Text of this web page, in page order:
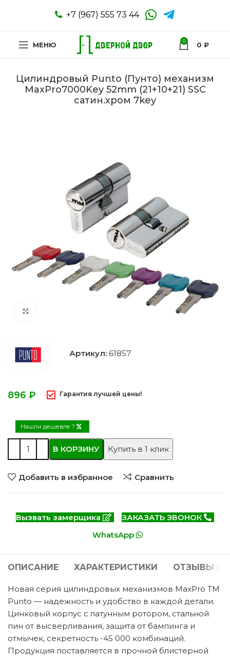
+7 (967) 555 73 44
МЕНЮ 0 0 ₽
Цилиндровый Punto (Пунто) механизм
MaxPro7000Key 52mm (21+10+21) SSC
сатин.хром 7key
Артикул: 61857
₽ Гарантия лучшей цены!
Нашли дешевле ?
В КОРЗИНУ Купить в 1 клик
Добавить в избранное Сравнить
Вызвать замерщика
ЗАКАЗАТЬ ЗВОНОК
WhatsApp
ОПИСАНИЕ ХАРАКТЕРИСТИКИ ОТЗЫВЫ (0)
Новая серия цилиндровых механизмов MaxPro TM
Punto — надежность и удобство в каждой детали.
Цинковый корпус с латунным ротором, стальной
пин от высверливания, защита от бампинга и
отмычек, секретность -45 000 комбинаций.
Продукция поставляется в прочной блистерной